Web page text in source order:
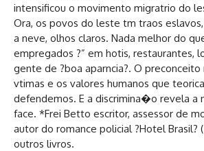
intensificou o movimento migratrio do
Ora, os povos do leste tm traos
a neve, olhos claros. Nada melhor do
empregados ?” em hotis, restaurantes,
gente de ?boa aparncia?. O preconceito
vtimas e os valores humanos que
defendemos. E a discrimina�o revela a
face. *Frei Betto escritor, assessor de
autor do romance policial ?Hotel Brasil?
outros livros.